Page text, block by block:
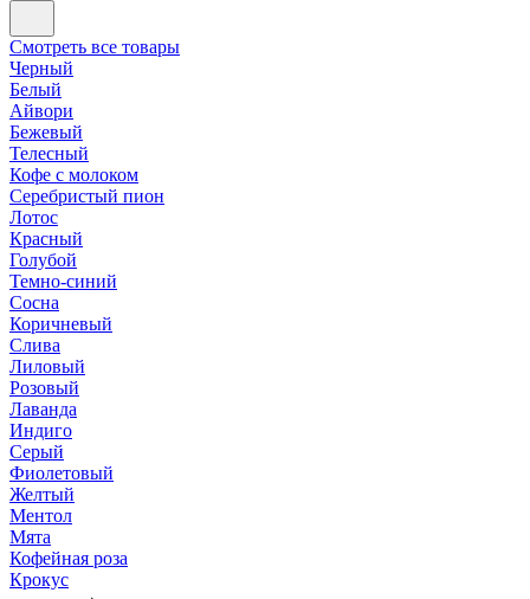
Смотреть все товары
Черный
Белый
Айвори
Бежевый
Телесный
Кофе с молоком
Серебристый пион
Лотос
Красный
Голубой
Темно-синий
Сосна
Коричневый
Слива
Лиловый
Розовый
Лаванда
Индиго
Серый
Фиолетовый
Желтый
Ментол
Мята
Кофейная роза
Крокус